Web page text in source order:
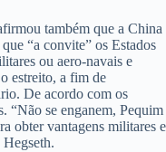
também que a China
“a convite” os Estados
ou aero-navais e
estreito, a fim de
De acordo com os
“Não se enganem, Pequim
obter vantagens militares e